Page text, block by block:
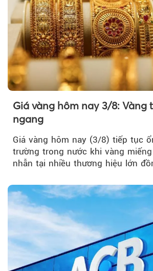
Giá vàng hôm nay 3/8: Vàng
ngang
Giá vàng hôm nay (3/8) tiếp tục
trường trong nước khi vàng miếng
nhẫn tại nhiều thương hiệu lớn